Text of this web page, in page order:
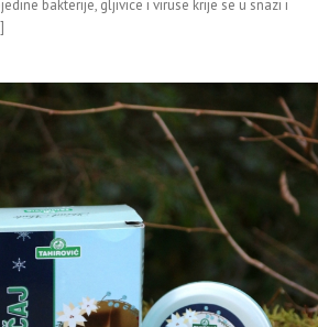
bakterije, gljivice i viruse krije se u snazi i